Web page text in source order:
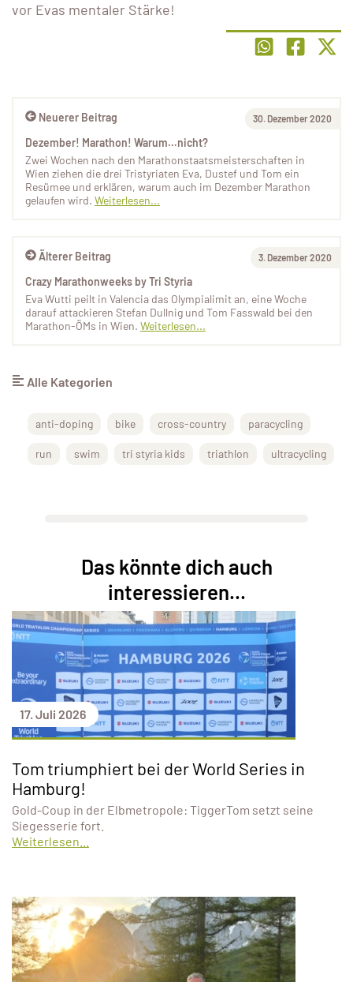
vor Evas mentaler Stärke!
Älterer Beitrag 3. Dezember 2020
Crazy Marathonweeks by Tri Styria
Eva Wutti peilt in Valencia das Olympialimit an, eine Woche
darauf attackieren Stefan Dullnig und Tom Fasswald bei den
Marathon-ÖMs in Wien. Weiterlesen...
Neuerer Beitrag 30. Dezember 2020
Dezember! Marathon! Warum…nicht?
Zwei Wochen nach den Marathonstaatsmeisterschaften in
Wien ziehen die drei Tristyriaten Eva, Dustef und Tom ein
Resümee und erklären, warum auch im Dezember Marathon
gelaufen wird. Weiterlesen...
Alle Kategorien
anti-doping bike cross-country paracycling
run swim tri styria kids triathlon ultracycling
Das könnte dich auch
interessieren...
17. Juli 2026
Tom triumphiert bei der World Series in
Hamburg!
Gold-Coup in der Elbmetropole: TiggerTom setzt seine
Siegesserie fort.
Weiterlesen...